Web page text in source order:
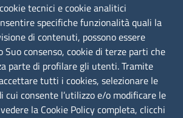
tecnici e cookie analitici
specifiche funzionalità quali la
di contenuti, possono essere
consenso, cookie di terze parti che
parte di profilare gli utenti. Tramite
tutti i cookies, selezionare le
cui consente l’utilizzo e/o modificare le
la Cookie Policy completa, clicchi